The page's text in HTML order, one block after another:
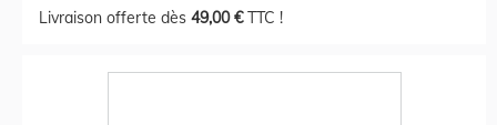
Livraison offerte dès 49,00 €TTC !